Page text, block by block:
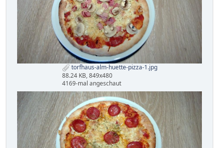
torfhaus-alm-huette-pizza-1.jpg
88.24 KB, 849x480
4169-mal angeschaut